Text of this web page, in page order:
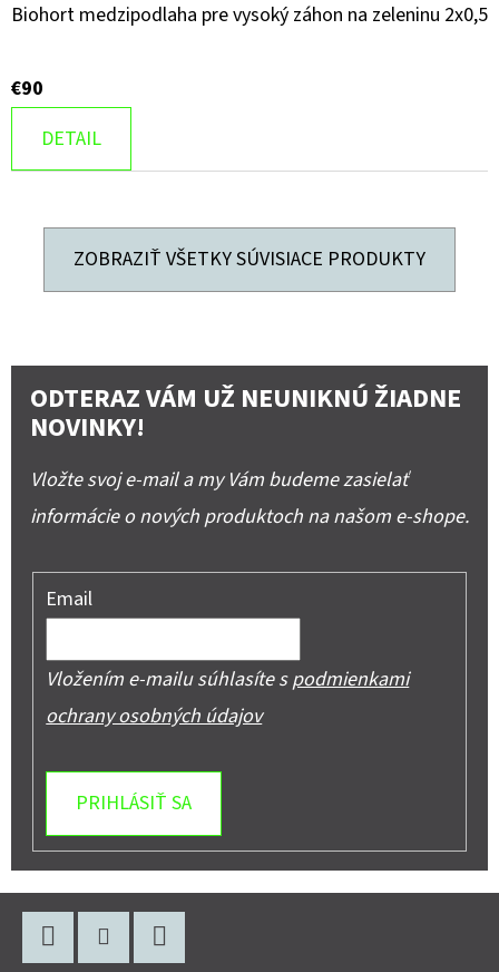
Biohort medzipodlaha pre vysoký záhon na zeleninu 2x0,5
€90
DETAIL
ZOBRAZIŤ VŠETKY SÚVISIACE PRODUKTY
ODTERAZ VÁM UŽ NEUNIKNÚ ŽIADNE
NOVINKY!
Vložte svoj e-mail a my Vám budeme zasielať
informácie o nových produktoch na našom e-shope.
Email
Vložením e-mailu súhlasíte spodmienkami
ochrany osobných údajov
PRIHLÁSIŤ SA